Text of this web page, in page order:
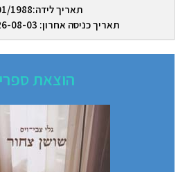
תאריך לידה:24/01/1988
תאריך כניסה אחרון: 2026-08-03 17:38:18
הוצאת